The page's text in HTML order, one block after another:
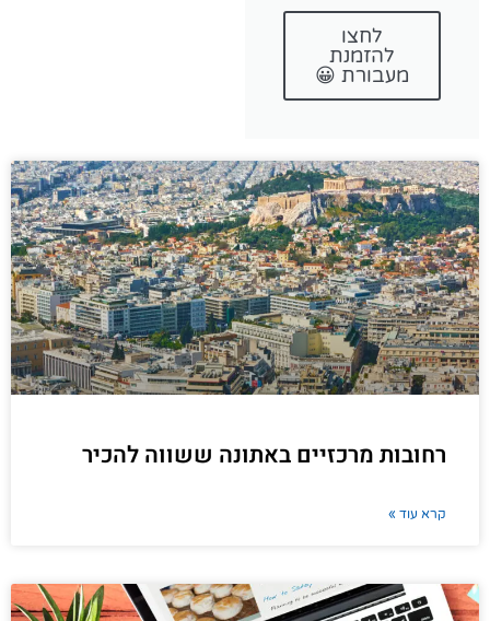
לחצו
להזמנת
מעבורת 😀
רחובות מרכזיים באתונה ששווה להכיר
קרא עוד »